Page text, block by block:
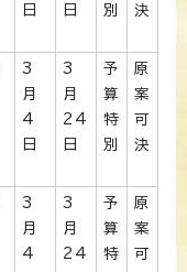
日
日
別
決
3
月
4
日
3
月
24
日
予
算
特
別
原
案
可
決
3
月
4
3
月
24
予
算
特
原
案
可